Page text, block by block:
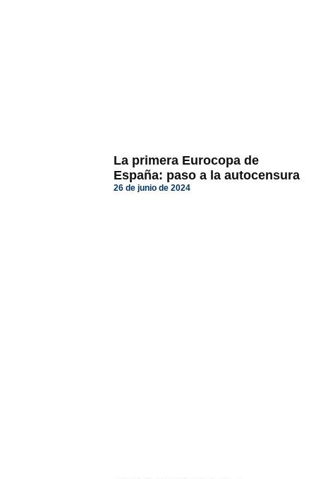
La primera Eurocopa de
España: paso a la autocensura
26 de junio de 2024